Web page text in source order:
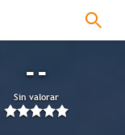
--
Sin valorar